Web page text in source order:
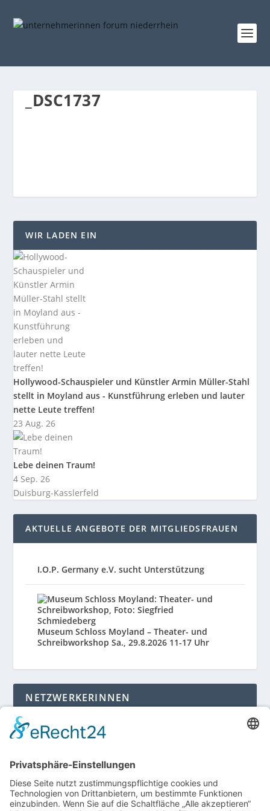
_DSC1737
WIR LADEN EIN
Hollywood-Schauspieler und Künstler Armin Müller-Stahl
stellt in Moyland aus - Kunstführung erleben und lauter
nette Leute treffen!
23 Aug. 26
Lebe deinen Traum!
4 Sep. 26
Duisburg-Kasslerfeld
AKTUELLE ANGEBOTE DER MITGLIEDSFRAUEN
I.O.P. Germany e.V. sucht Unterstützung
Museum Schloss Moyland – Theater- und
Schreibworkshop Sa., 29.8.2026 11-17 Uhr
NETZWERKERINNEN
Login für Mitglieder
niederrhein?Hier gibt es weitere Informationen.
Für Mitgliedsfrauen: zum Erstellen eigener Angebote
und zum Bearbeiten des Unternehmensprofils bitte
einloggen!